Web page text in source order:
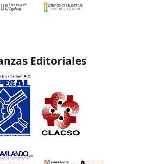
Editoriales